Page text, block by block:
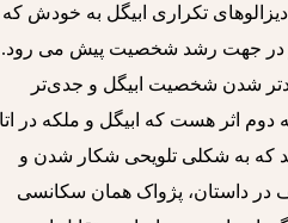
تکراری ابیگل به خودش
و در جهت رشد شخصیت پیش می رود.
شدن شخصیت ابیگل و جدی‌تر
اثر هست که ابیگل و ملکه در
که به شکلی تلویحی شکار شدن و
در داستان، پژواک همان سکانسی